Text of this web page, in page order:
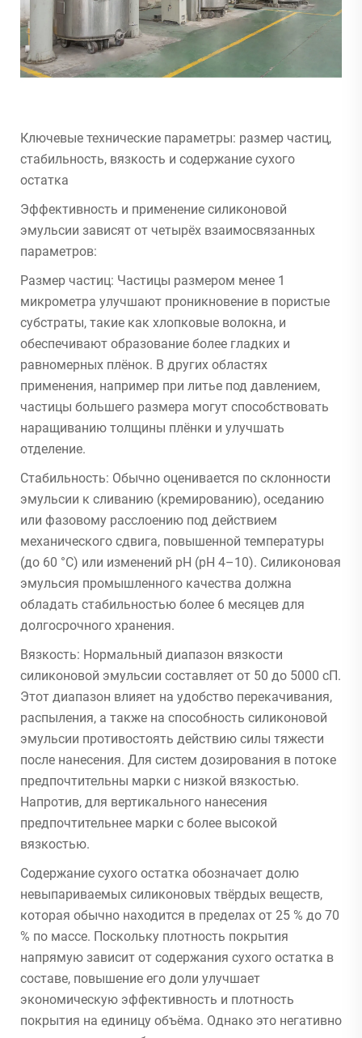
Ключевые технические параметры: размер частиц,
стабильность, вязкость и содержание сухого
остатка
Эффективность и применение силиконовой
эмульсии зависят от четырёх взаимосвязанных
параметров:
Размер частиц: Частицы размером менее 1
микрометра улучшают проникновение в пористые
субстраты, такие как хлопковые волокна, и
обеспечивают образование более гладких и
равномерных плёнок. В других областях
применения, например при литье под давлением,
частицы большего размера могут способствовать
наращиванию толщины плёнки и улучшать
отделение.
Стабильность: Обычно оценивается по склонности
эмульсии к сливанию (кремированию), оседанию
или фазовому расслоению под действием
механического сдвига, повышенной температуры
(до 60 °C) или изменений pH (pH 4–10). Силиконовая
эмульсия промышленного качества должна
обладать стабильностью более 6 месяцев для
долгосрочного хранения.
Вязкость: Нормальный диапазон вязкости
силиконовой эмульсии составляет от 50 до 5000 сП.
Этот диапазон влияет на удобство перекачивания,
распыления, а также на способность силиконовой
эмульсии противостоять действию силы тяжести
после нанесения. Для систем дозирования в потоке
предпочтительны марки с низкой вязкостью.
Напротив, для вертикального нанесения
предпочтительнее марки с более высокой
вязкостью.
Содержание сухого остатка обозначает долю
невыпариваемых силиконовых твёрдых веществ,
которая обычно находится в пределах от 25 % до 70
% по массе. Поскольку плотность покрытия
напрямую зависит от содержания сухого остатка в
составе, повышение его доли улучшает
экономическую эффективность и плотность
покрытия на единицу объёма. Однако это негативно